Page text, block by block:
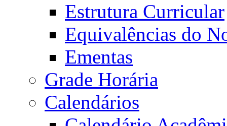
Estrutura Curricular
Equivalências do
Ementas
Grade Horária
Calendários